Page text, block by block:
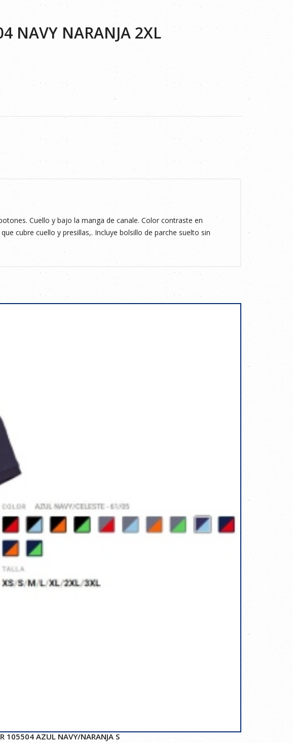
NAVY NARANJA 2XL
Cuello y bajo la manga de canale. Color contraste en
cubre cuello y presillas,. Incluye bolsillo de parche suelto sin
105504 AZUL NAVY/NARANJA S